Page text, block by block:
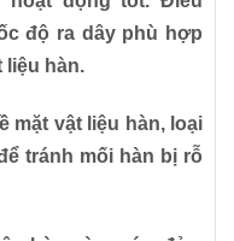
độ ra dây phù hợp
liệu hàn.
mặt vật liệu hàn, loại
tránh mối hàn bị rỗ